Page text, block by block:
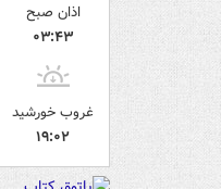
اذان صبح
۰۳:۴۳
غروب خورشید
۱۹:۰۲